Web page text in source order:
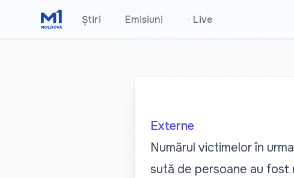
Știri Emisiuni • Live
Externe
Numărul victimelor în
sută de persoane au fost